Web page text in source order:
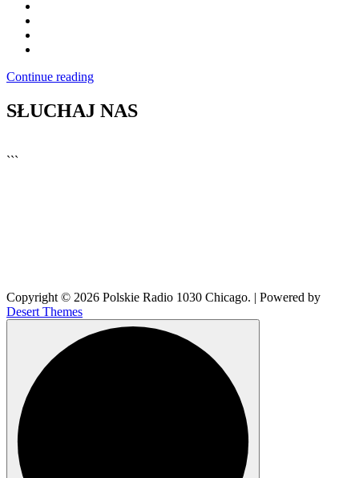
Continue reading
SŁUCHAJ NAS
```
Copyright © 2026 Polskie Radio 1030 Chicago. | Powered by
Desert Themes